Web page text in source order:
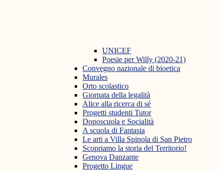
UNICEF
Poesie per Willy (2020-21)
Convegno nazionale di bioetica
Murales
Orto scolastico
Giornata della legalità
Alice alla ricerca di sé
Progetti studenti Tutor
Doposcuola e Socialità
A scuola di Fantasia
Le arti a Villa Spinola di San Pietro
Scopriamo la storia del Territorio!
Genova Danzante
Progetto Lingue